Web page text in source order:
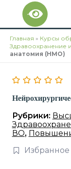
Перейти
содержимому
Главная » Курсы
Здравоохранение
анатомия (НМО)
Рубрики:
ВО,
Избранное